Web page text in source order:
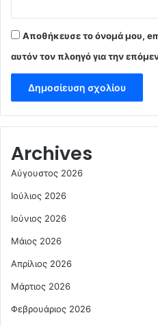
Αποθήκευσε το όνομά μου,
αυτόν τον πλοηγό για την
Archives
Αύγουστος 2026
Ιούλιος 2026
Ιούνιος 2026
Μάιος 2026
Απρίλιος 2026
Μάρτιος 2026
Φεβρουάριος 2026